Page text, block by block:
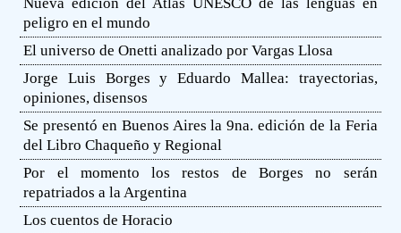
peligro en el mundo
El universo de Onetti analizado por Vargas Llosa
Jorge Luis Borges y Eduardo Mallea: trayectorias,
opiniones, disensos
Se presentó en Buenos Aires la 9na. edición de la Feria
del Libro Chaqueño y Regional
Por el momento los restos de Borges no serán
repatriados a la Argentina
Los cuentos de Horacio